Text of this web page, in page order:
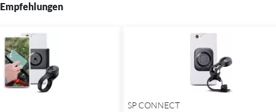
Empfehlungen
SP CONNECT